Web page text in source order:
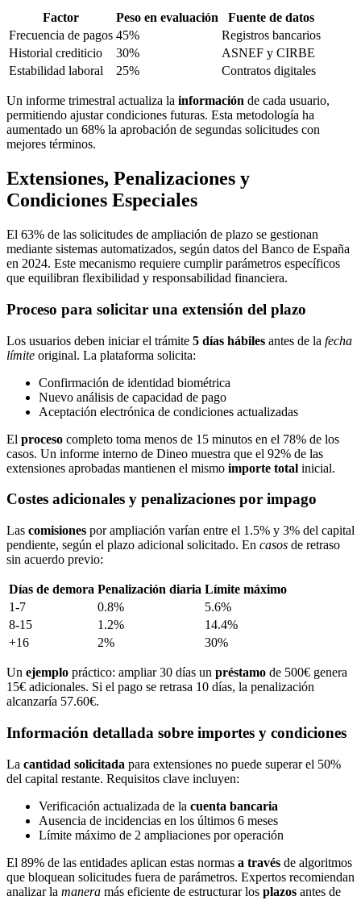
Factor Peso en evaluación
Fuente de datos
Frecuencia de pagos 45%
Registros bancarios
Historial crediticio
30%
ASNEF y CIRBE
Estabilidad laboral
25% Contratos digitales
Un informe trimestral actualiza la información de cada usuario,
permitiendo ajustar condiciones futuras. Esta metodología ha
aumentado un 68% la aprobación de segundas solicitudes con
mejores términos.
Extensiones, Penalizaciones y
Condiciones Especiales
El 63% de las solicitudes de ampliación de plazo se gestionan
mediante sistemas automatizados, según datos del Banco de España
en 2024. Este mecanismo requiere cumplir parámetros específicos
que equilibran flexibilidad y responsabilidad financiera.
Proceso para solicitar una extensión del plazo
Los usuarios deben iniciar el trámite 5 días hábiles antes de la fecha
límite original. La plataforma solicita:
Confirmación de identidad biométrica
Nuevo análisis de capacidad de pago
Aceptación electrónica de condiciones actualizadas
El proceso completo toma menos de 15 minutos en el 78% de los
casos. Un informe interno de Dineo muestra que el 92% de las
extensiones aprobadas mantienen el mismo importe total inicial.
Costes adicionales y penalizaciones por impago
Las comisiones por ampliación varían entre el 1.5% y 3% del capital
pendiente, según el plazo adicional solicitado. En casos de retraso
sin acuerdo previo:
Días de demora Penalización diaria Límite máximo
1-7
0.8%
5.6%
8-15
1.2%
14.4%
+16
2% 30%
Un ejemplo práctico: ampliar 30 días un préstamo de 500€ genera
15€ adicionales. Si el pago se retrasa 10 días, la penalización
alcanzaría 57.60€.
Información detallada sobre importes y condiciones
La cantidad solicitada para extensiones no puede superar el 50%
del capital restante. Requisitos clave incluyen:
Verificación actualizada de la cuenta bancaria
Ausencia de incidencias en los últimos 6 meses
Límite máximo de 2 ampliaciones por operación
El 89% de las entidades aplican estas normas a través de algoritmos
que bloquean solicitudes fuera de parámetros. Expertos recomiendan
analizar la manera más eficiente de estructurar los plazos antes de